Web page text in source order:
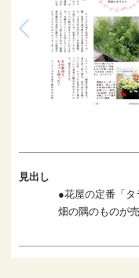
見出し
●花屋の定番「
畑の隅のものが